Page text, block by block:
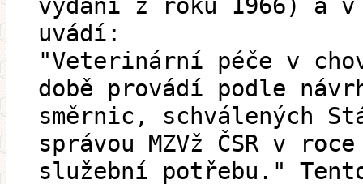
vydání z roku 1966) a
uvádí:
"Veterinární péče v
době provádí podle
směrnic, schválených
správou MZVž ČSR v
služební potřebu."